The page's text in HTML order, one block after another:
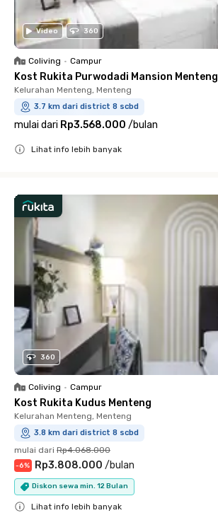
Video 360
Coliving • Campur
Kost Rukita Purwodadi Mansion Menteng
Kelurahan Menteng, Menteng
3.7 km dari district 8 scbd
mulai dari Rp3.568.000 /bulan
Lihat info lebih banyak
360
Coliving • Campur
Kost Rukita Kudus Menteng
Kelurahan Menteng, Menteng
3.8 km dari district 8 scbd
mulai dari Rp4.068.000
-6% Rp3.808.000 /bulan
Diskon sewa min. 12 Bulan
Lihat info lebih banyak